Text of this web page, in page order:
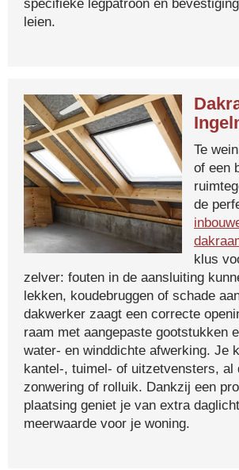
specifieke legpatroon en
leien.
Te
of een
de
klus
zelver: fouten in de aansluiting
lekken, koudebruggen of schade
dakwerker zaagt een correcte
raam met aangepaste gootstukken
water- en winddichte afwerking. Je
kantel-, tuimel- of uitzetvensters, al
zonwering of rolluik. Dankzij een
plaatsing geniet je van extra
meerwaarde voor je woning.